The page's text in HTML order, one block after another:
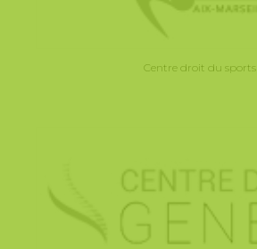
Centre droit du sports